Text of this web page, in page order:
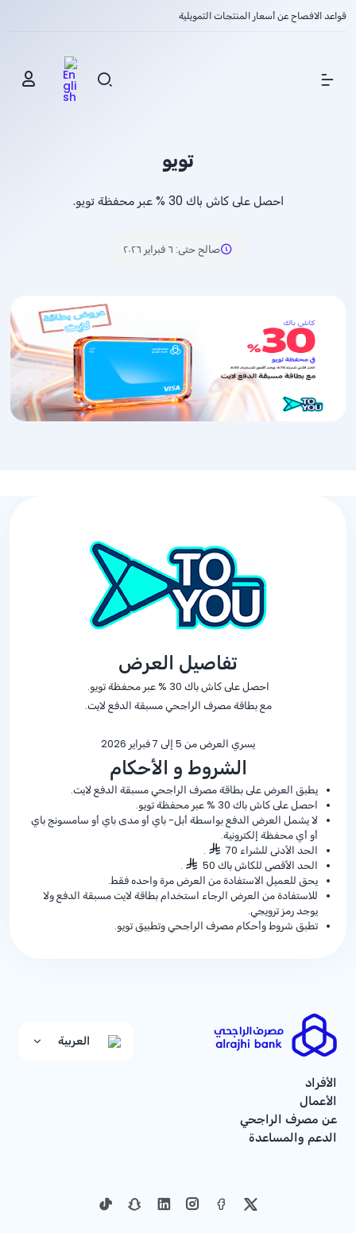
قواعد الافصاح عن أسعار المنتجات التمويلية
Show Menu
تويو
احصل على كاش باك % 30عبر محفظة تويو.
صالح حتى: ٦ فبراير ٢٠٢٦
تفاصيل العرض
احصل على كاش باك % 30 عبر محفظة تويو.
مع بطاقة مصرف الراجحي مسبقة الدفع لايت.
يسري العرض من 5 إلى 7 فبراير 2026
الشروط و الأحكام
يطبق العرض على بطاقة مصرف الراجحي مسبقة الدفع لايت.
احصل على كاش باك % 30 عبر محفظة تويو.
لا يشمل العرض الدفع بواسطة أبل- باي أو مدى باي أو سامسونج باي
أو أي محفظة إلكترونية.
الحد الأدنى للشراء 70
.
الحد الأقصى للكاش باك 50
.
يحق للعميل الاستفادة من العرض مرة واحده فقط.
للاستفادة من العرض الرجاء استخدام بطاقة لايت مسبقة الدفع ولا
يوجد رمز ترويجي.
تطبق شروط وأحكام مصرف الراجحي وتطبيق تويو.
العربية
الأفراد
الأعمال
عن مصرف الراجحي
الدعم والمساعدة